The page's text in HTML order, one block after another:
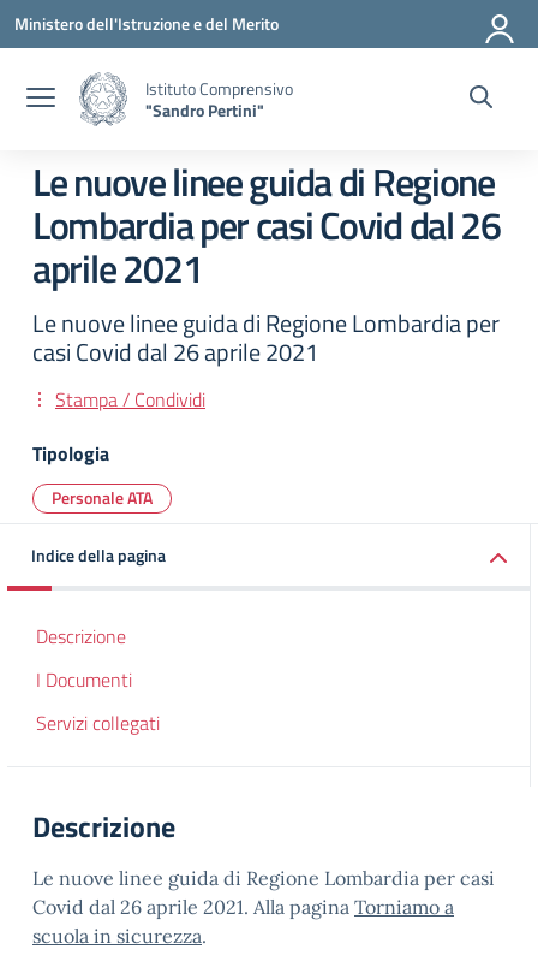
Vai ai contenuti
Vai al menu di navigazione
Vai al footer
Ministero dell'Istruzione e del Merito
Istituto Comprensivo
"Sandro Pertini"
Le nuove linee guida di Regione
Lombardia per casi Covid dal 26
aprile 2021
Le nuove linee guida di Regione Lombardia per
casi Covid dal 26 aprile 2021
Stampa / Condividi
Tipologia
Personale ATA
Indice della pagina
Descrizione
I Documenti
Servizi collegati
Descrizione
Le nuove linee guida di Regione Lombardia per casi
Covid dal 26 aprile 2021. Alla pagina Torniamo a
scuola in sicurezza.